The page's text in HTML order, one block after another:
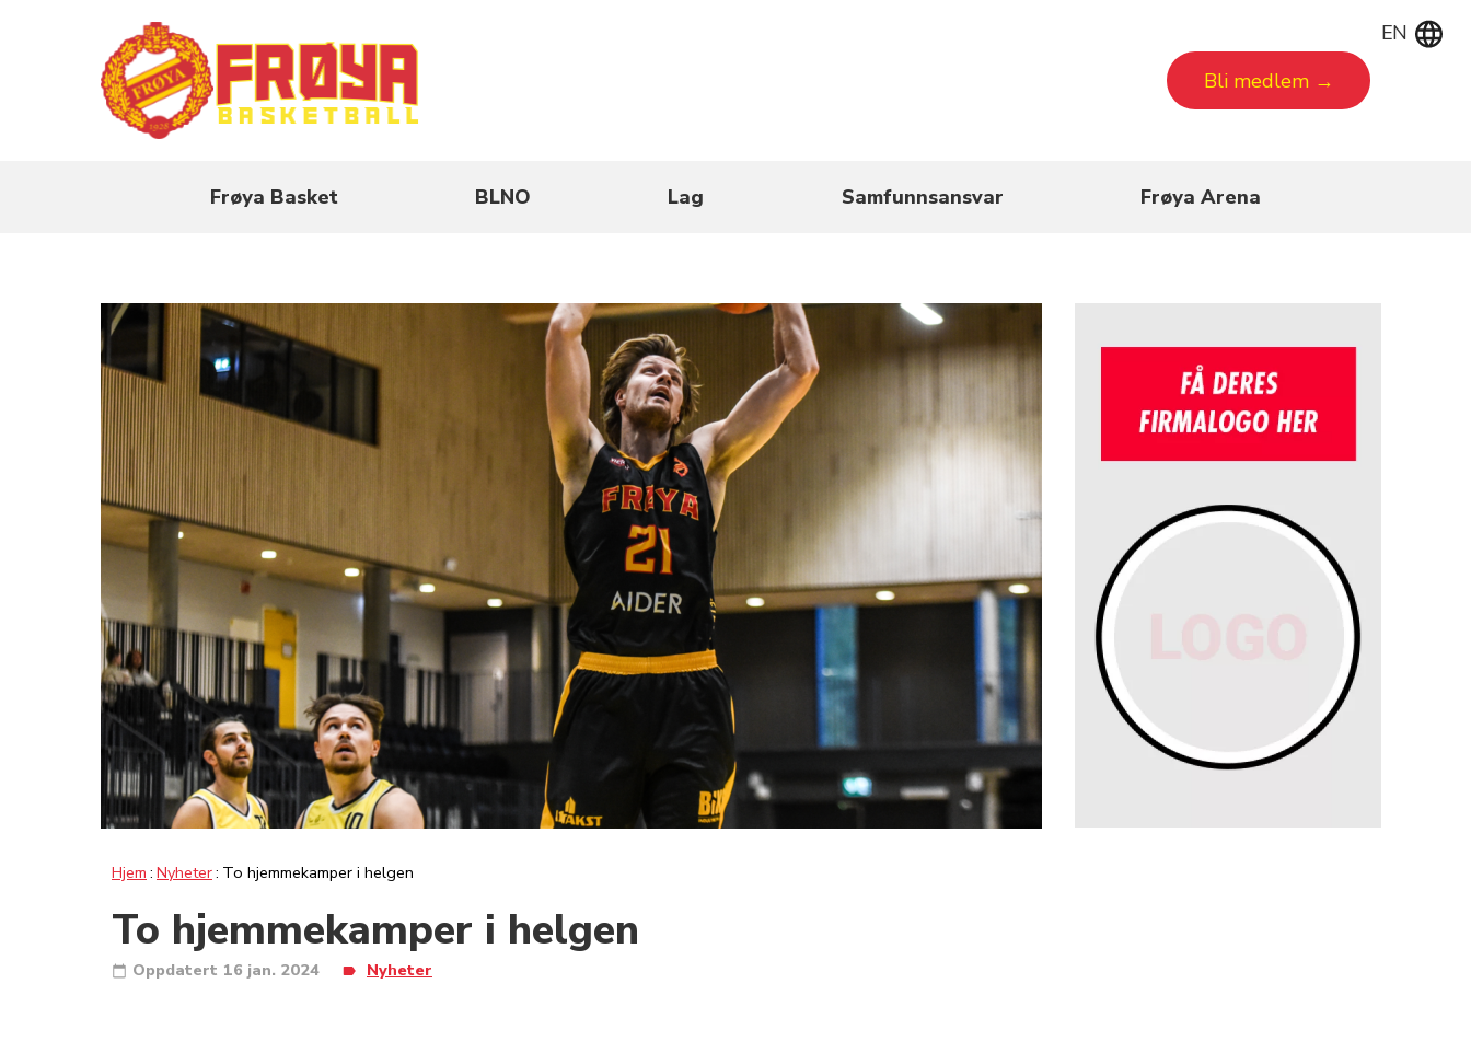
EN
Bli medlem →
Frøya Basket BLNO Lag Samfunnsansvar Frøya Arena
Hjem Nyheter To hjemmekamper i helgen
To hjemmekamper i helgen
Oppdatert 16 jan. 2024 Nyheter